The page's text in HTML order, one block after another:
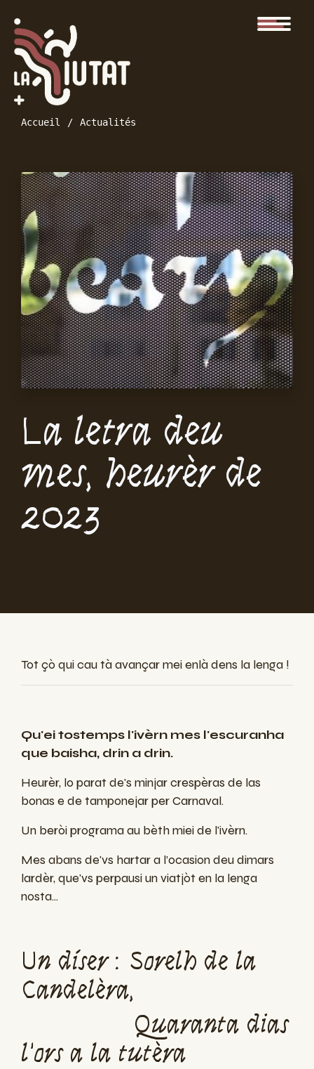
Accueil Actualités
La letra deu
mes, heurèr de
2023
Tot çò qui cau tà avançar mei enlà dens la lenga !
Qu'eitostemps l'ivèrn mes l'escuranha
que baisha, drin a drin.
Heurèr, lo parat de's minjarcrespèras de las
bonas e de tamponejarper Carnaval.
Un beròiprogramaau bèthmieide l'ivèrn.
Mes abans de'vs hartara l’ocasiondeudimars
lardèr,que'vs perpausiunviatjòt en la lenga
nosta...
Un díser : Sorelh de la
Candelèra,
Quaranta dias
l'ors a la tutèra